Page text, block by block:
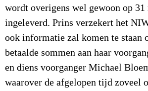
wordt overigens wel gewoon op 31
ingeleverd. Prins verzekert het
ook informatie zal komen te staan
betaalde sommen aan haar
en diens voorganger Michael
waarover de afgelopen tijd zoveel